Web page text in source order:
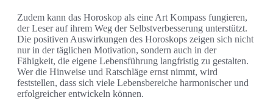
Zudem kann das Horoskop als eine Art Kompass fungieren,
der Leser auf ihrem Weg der Selbstverbesserung unterstützt.
Die positiven Auswirkungen des Horoskops zeigen sich nicht
nur in der täglichen Motivation, sondern auch in der
Fähigkeit, die eigene Lebensführung langfristig zu gestalten.
Wer die Hinweise und Ratschläge ernst nimmt, wird
feststellen, dass sich viele Lebensbereiche harmonischer und
erfolgreicher entwickeln können.